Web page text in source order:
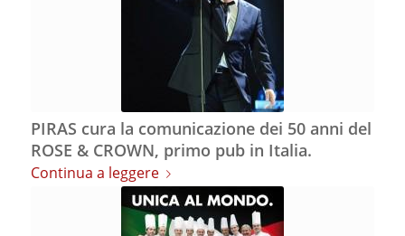
PIRAS cura la comunicazione dei 50 anni del
ROSE & CROWN, primo pub in Italia.
Continua a leggere